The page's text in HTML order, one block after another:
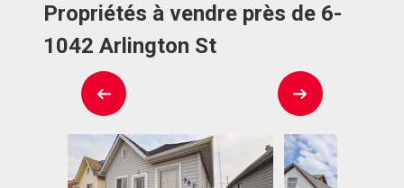
Propriétés à vendre près de 6-
1042 Arlington St